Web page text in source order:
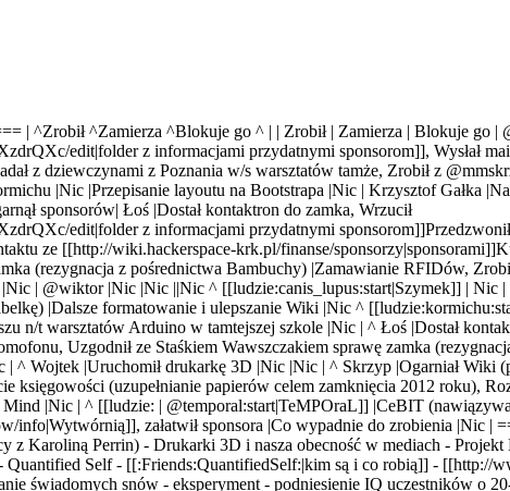
| ^Zrobił ^Zamierza ^Blokuje go ^ | | Zrobił | Zamierza | Blokuje go |
edit|folder z informacjami przydatnymi sponsorom]], Wysłał
z dziewczynami z Poznania w/s warsztatów tamże, Zrobił z
|Nic |Przepisanie layoutu na Bootstrapa |Nic | Krzysztof Gałka
sponsorów| Łoś |Dostał kontaktron do zamka, Wrzucił
edit|folder z informacjami przydatnymi sponsorom]]
ze [[http://wiki.hackerspace-krk.pl/finanse/sponsorzy|sponsorami]]
(rezygnacja z pośrednictwa Bambuchy) |Zamawianie RFIDów,
|Nic | @wiktor |Nic |Nic ||Nic ^ [[ludzie:canis_lupus:start|Szymek]] | Nic
|Dalsze formatowanie i ulepszanie Wiki |Nic ^
n/t warsztatów Arduino w tamtejszej szkole |Nic | ^ Łoś |Dostał
Uzgodnił ze Staśkiem Wawszczakiem sprawę zamka
Wojtek |Uruchomił drukarkę 3D |Nic |Nic | ^ Skrzyp |Ogarniał Wiki
księgowości (uzupełnianie papierów celem zamknięcia 2012 roku),
Mind |Nic | ^ [[ludzie: | @temporal:start|TeMPOraL]] |CeBIT
załatwił sponsora |Co wypadnie do zrobienia |Nic |
z Karoliną Perrin) - Drukarki 3D i nasza obecność w mediach -
Self - [[:Friends:QuantifiedSelf:|kim są i co robią]] - [[http://
świadomych snów - eksperyment - podniesienie IQ uczestników o